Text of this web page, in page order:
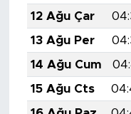
12 Ağu Çar
13 Ağu Per
14 Ağu Cum
15 Ağu Cts